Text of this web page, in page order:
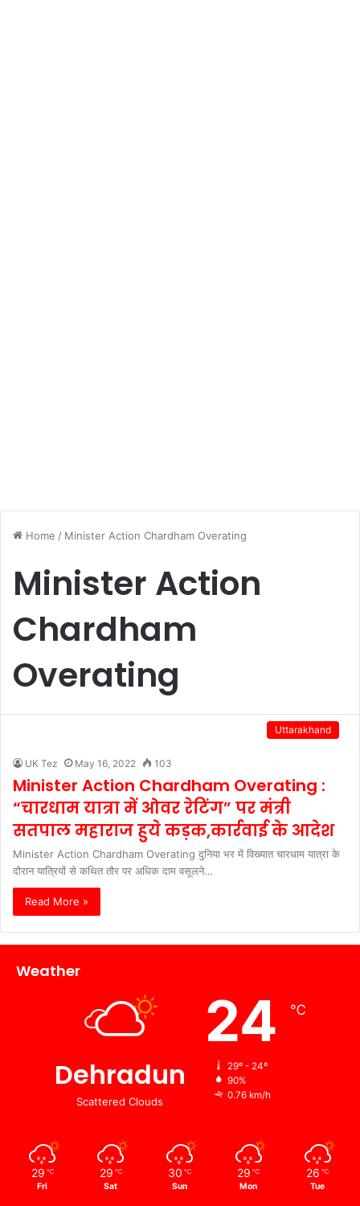
Home / Minister Action Chardham Overating
Minister Action
Chardham
Overating
Uttarakhand
UK Tez May 16, 2022 103
Minister Action Chardham Overating :
“चारधाम यात्रा में ओवर रेटिंग” पर मंत्री
सतपाल महाराज हुये कड़क,कार्रवाई के आदेश
Minister Action Chardham Overating दुनिया भर में विख्यात चारधाम यात्रा के
दौरान यात्रियों से कथित तौर पर अधिक दाम वसूलने…
Read More »
Weather
Dehradun
Scattered Clouds
24 ℃
29º - 24º
90%
0.76 km/h
29 ℃
Fri
29 ℃
Sat
30 ℃
Sun
29 ℃
Mon
26 ℃
Tue